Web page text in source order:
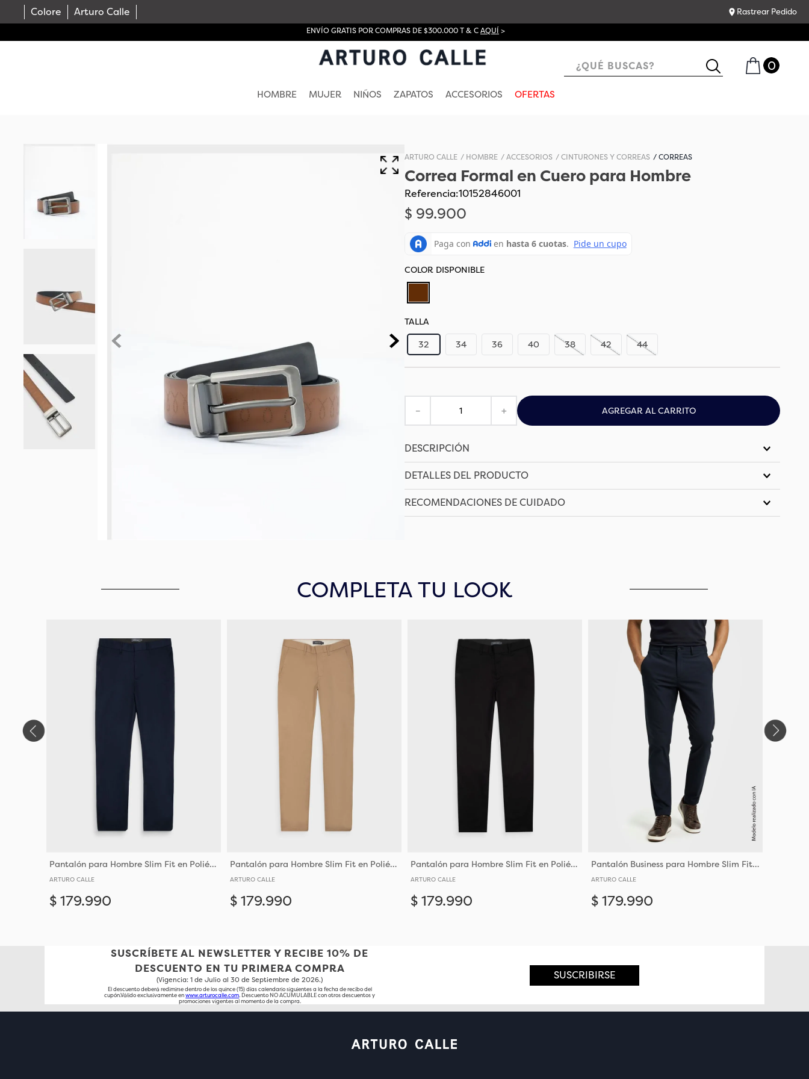
Colore Arturo Calle Rastrear Pedido
ENVÍO GRATIS POR COMPRAS DE $300.000 T & CAQUÍ >
¿QUÉ BUSCAS?
HOMBRE MUJER NIÑOS ZAPATOS ACCESORIOS OFERTAS
HOMBRE ACCESORIOS CINTURONES Y CORREAS CORREAS
Correa Formal en Cuero para Hombre
Referencia:10152846001
$ 99.900
TALLA
32 34 36 38
40 42 44
＋
－ AGREGAR AL CARRITO
DESCRIPCIÓN
DETALLES DEL PRODUCTO
RECOMENDACIONES DE CUIDADO
COMPLETA TU LOOK
Pantalón para Hombre Slim Fit en Poliéster con Bota Justa
ARTURO CALLE
$ 179.990
Pantalón para Hombre Slim Fit en Poliéster con Bota Justa
ARTURO CALLE
$ 179.990
Pantalón para Hombre Slim Fit en Poliéster con Bota Justa
ARTURO CALLE
$ 179.990
Pantalón Business para Hombre Slim Fit Tiro Medio Y Bota Justa
ARTURO CALLE
$ 179.990
SUSCRÍBETE AL NEWSLETTER Y RECIBE 10% DE
DESCUENTO EN TU PRIMERA COMPRA
(Vigencia: 1 de Julio al 30 de Septiembre de 2026.)
El descuento deberá redimirse dentro de los quince (15) días calendario siguientes a la fecha de recibo del
cupón.Válido exclusivamente enwww.arturocalle.com. Descuento NO ACUMULABLE con otros descuentos y
promociones vigentes al momento de la compra.
SUSCRIBIRSE